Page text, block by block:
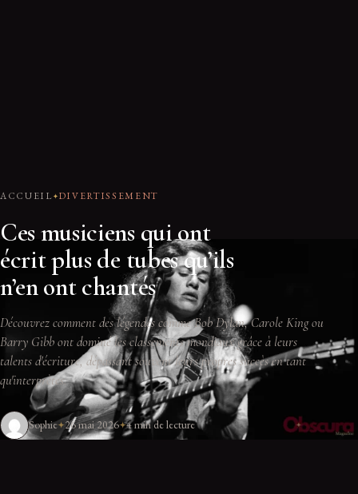
ACCUEIL DIVERTISSEMENT
Ces musiciens qui ont
écrit plus de tubes qu’ils
n’en ont chantés
Découvrez comment des légendes comme Bob Dylan, Carole King ou
Barry Gibb ont dominé les classements mondiaux grâce à leurs
talents d'écriture, dépassant souvent leurs propres succès en tant
qu'interprètes.
Sophie 26 mai 2026 4 min de lecture